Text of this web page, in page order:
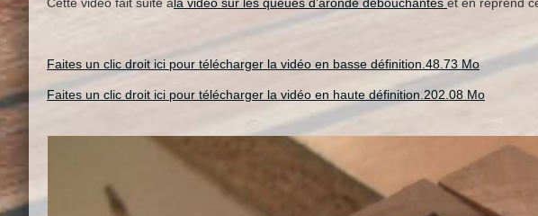
Faites un clic droit ici pour télécharger la vidéo en basse définition.48.73 Mo
Faites un clic droit ici pour télécharger la vidéo en haute définition.202.08 Mo